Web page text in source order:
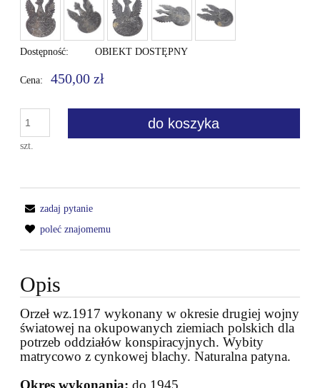
Dostępność: OBIEKT DOSTĘPNY
Cena: 450,00 zł
szt.
do koszyka
zadaj pytanie
poleć znajomemu
Opis
Orzeł wz.1917 wykonany w okresie drugiej wojny
światowej na okupowanych ziemiach polskich dla
potrzeb oddziałów konspiracyjnych. Wybity
matrycowo z cynkowej blachy. Naturalna patyna.
Okres wykonania: do 1945